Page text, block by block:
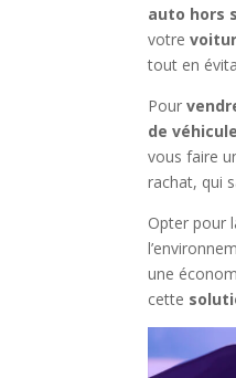
auto hors
votre
tout en
Pour
de
vous faire
rachat, qui
Opter pour
une
cette